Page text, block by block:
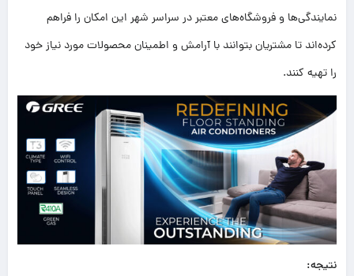
نمایندگی‌ها و فروشگاه‌های معتبر در سراسر شهر این امکان را فراهم
کرده‌اند تا مشتریان بتوانند با آرامش و اطمینان محصولات مورد نیاز خود
را تهیه کنند.
نتیجه: